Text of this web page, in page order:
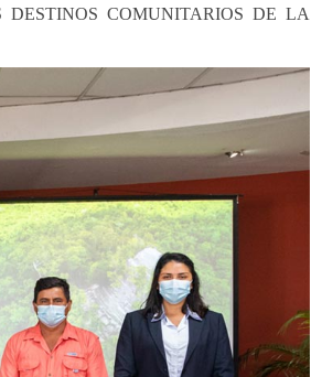
DESTINOS COMUNITARIOS DE LA